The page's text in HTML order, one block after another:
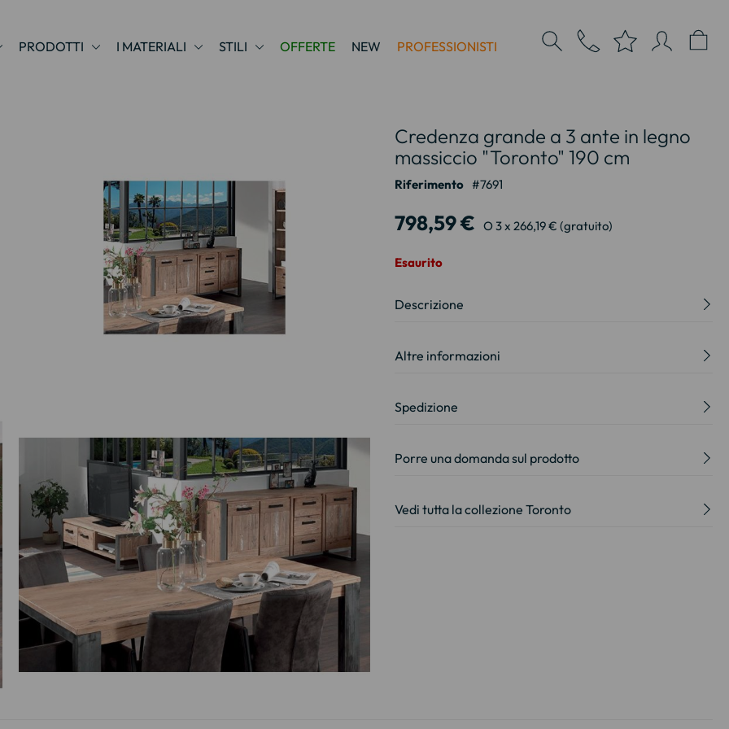
PRODOTTI I MATERIALI STILI OFFERTE NEW PROFESSIONISTI
Credenza grande a 3 ante in legno
massiccio "Toronto" 190 cm
Riferimento 7691
798,59 € O 3 x 266,19 € (gratuito)
Esaurito
Descrizione
Altre informazioni
Spedizione
Porre una domanda sul prodotto
Vedi tutta la collezione Toronto